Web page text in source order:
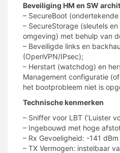
Beveiliging HM en SW
– SecureBoot
– SecureStorage (sleutels
omgeving) met behulp van
– Beveiligde links en
(OpenVPN/IPsec);
– Herstart (watchdog) en
Management configuratie
het bootprobleem niet is
Technische kenmerken
– Sniffer voor LBT (‘Luister
– Ingebouwd met hoge
– Rx Gevoeligheid: -141 dBm
– TX Vermogen: instelbaar